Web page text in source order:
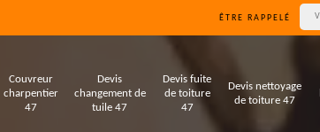
ÊTRE RAPPELÉ
Couvreur
charpentier
47
Devis
changement de
tuile 47
Devis fuite
de toiture
47
Devis nettoyage
de toiture 47